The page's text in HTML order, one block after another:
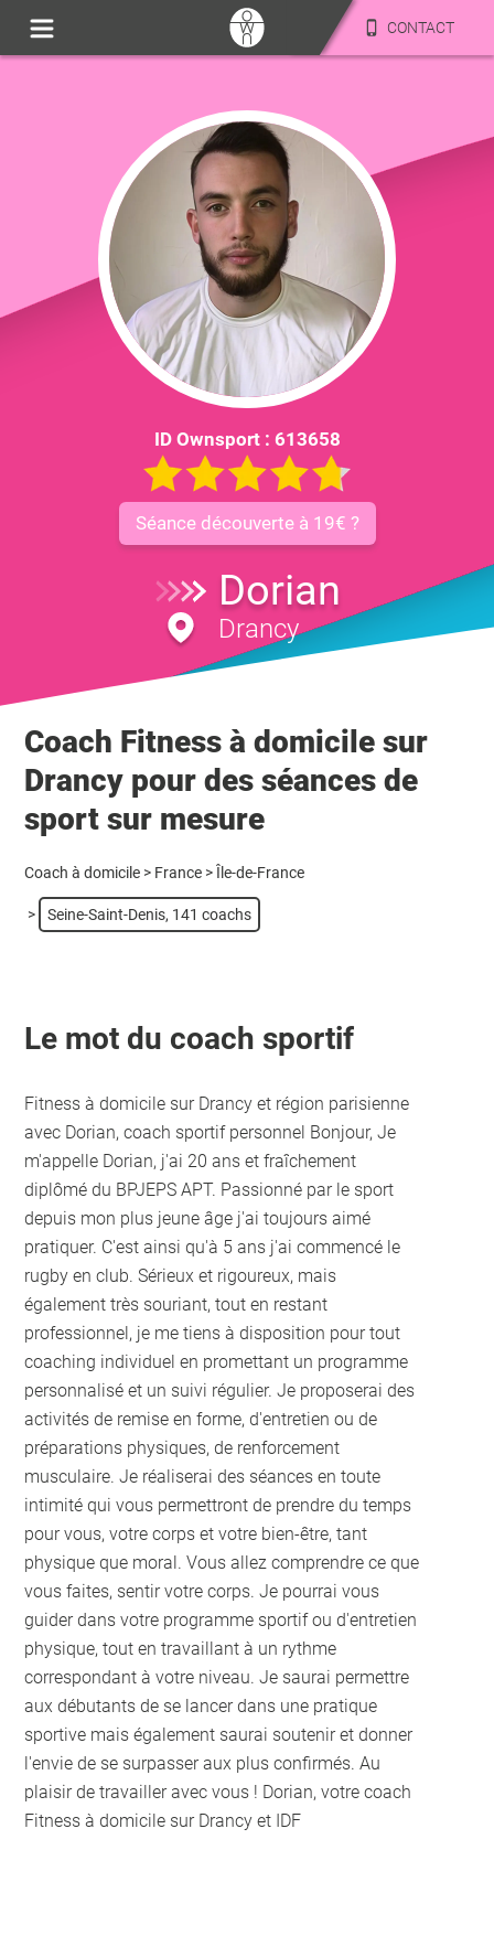
CONTACT
ID Ownsport : 613658
Séance découverte à 19€ ?
Dorian
Drancy
Coach Fitness à domicile sur
Drancy pour des séances de
sport sur mesure
Coach à domicile > France > Île-de-France
> Seine-Saint-Denis, 141 coachs
Le mot du coach sportif
Fitness à domicile sur Drancy et région parisienne
avec Dorian, coach sportif personnel Bonjour, Je
m'appelle Dorian, j'ai 20 ans et fraîchement
diplômé du BPJEPS APT. Passionné par le sport
depuis mon plus jeune âge j'ai toujours aimé
pratiquer. C'est ainsi qu'à 5 ans j'ai commencé le
rugby en club. Sérieux et rigoureux, mais
également très souriant, tout en restant
professionnel, je me tiens à disposition pour tout
coaching individuel en promettant un programme
personnalisé et un suivi régulier. Je proposerai des
activités de remise en forme, d'entretien ou de
préparations physiques, de renforcement
musculaire. Je réaliserai des séances en toute
intimité qui vous permettront de prendre du temps
pour vous, votre corps et votre bien-être, tant
physique que moral. Vous allez comprendre ce que
vous faites, sentir votre corps. Je pourrai vous
guider dans votre programme sportif ou d'entretien
physique, tout en travaillant à un rythme
correspondant à votre niveau. Je saurai permettre
aux débutants de se lancer dans une pratique
sportive mais également saurai soutenir et donner
l'envie de se surpasser aux plus confirmés. Au
plaisir de travailler avec vous ! Dorian, votre coach
Fitness à domicile sur Drancy et IDF